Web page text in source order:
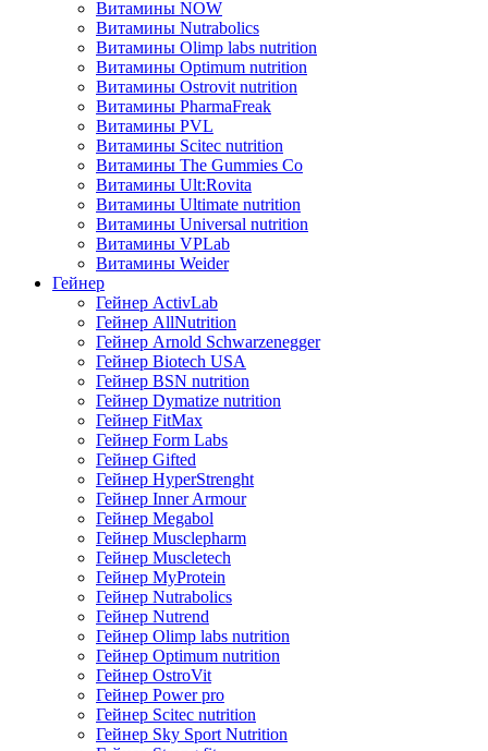
Витамины NOW
Витамины Nutrabolics
Витамины Olimp labs nutrition
Витамины Optimum nutrition
Витамины Ostrovit nutrition
Витамины PharmaFreak
Витамины PVL
Витамины Scitec nutrition
Витамины The Gummies Co
Витамины Ult:Rovita
Витамины Ultimate nutrition
Витамины Universal nutrition
Витамины VPLab
Витамины Weider
Гейнер
Гейнер ActivLab
Гейнер AllNutrition
Гейнер Arnold Schwarzenegger
Гейнер Biotech USA
Гейнер BSN nutrition
Гейнер Dymatize nutrition
Гейнер FitMax
Гейнер Form Labs
Гейнер Gifted
Гейнер HyperStrenght
Гейнер Inner Armour
Гейнер Megabol
Гейнер Musclepharm
Гейнер Muscletech
Гейнер MyProtein
Гейнер Nutrabolics
Гейнер Nutrend
Гейнер Olimp labs nutrition
Гейнер Optimum nutrition
Гейнер OstroVit
Гейнер Power pro
Гейнер Scitec nutrition
Гейнер Sky Sport Nutrition